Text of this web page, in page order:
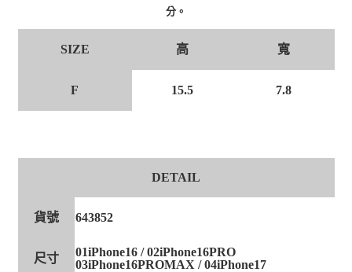
分。
SIZE 高 寬
F 15.5 7.8
DETAIL
貨號 643852
尺寸
01iPhone16 / 02iPhone16PRO
03iPhone16PROMAX / 04iPhone17